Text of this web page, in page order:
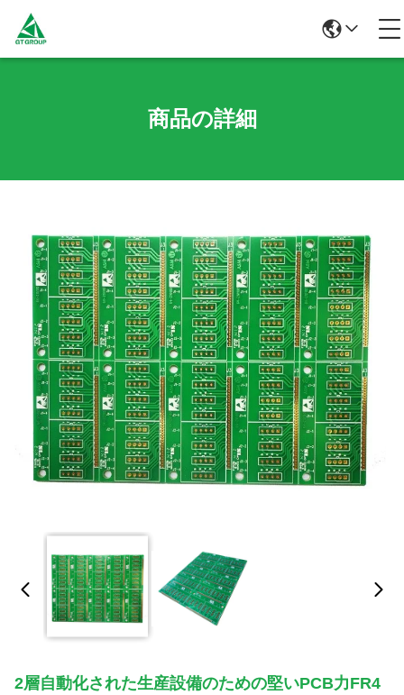
商品の詳細
2層自動化された生産設備のための堅いPCB力FR4